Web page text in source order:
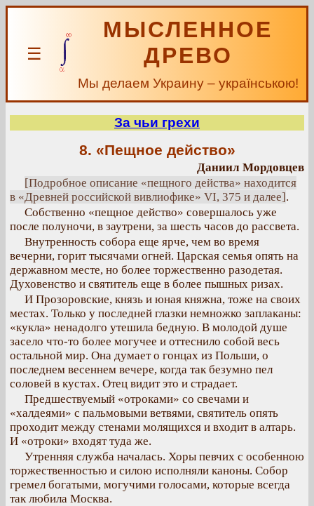
☰
МЫСЛЕННОЕ
ДРЕВО
Мы делаем Украину – українською!
За чьи грехи
8. «Пещное действо»
Даниил Мордовцев
[Подробное описание «пещного действа» находится
в «Древней российской вивлиофике» VI, 375 и далее].
Собственно «пещное действо» совершалось уже
после полуночи, в заутрени, за шесть часов до рассвета.
Внутренность собора еще ярче, чем во время
вечерни, горит тысячами огней. Царская семья опять на
державном месте, но более торжественно разодетая.
Духовенство и святитель еще в более пышных ризах.
И Прозоровские, князь и юная княжна, тоже на своих
местах. Только у последней глазки немножко заплаканы:
«кукла» ненадолго утешила бедную. В молодой душе
засело что-то более могучее и оттеснило собой весь
остальной мир. Она думает о гонцах из Польши, о
последнем весеннем вечере, когда так безумно пел
соловей в кустах. Отец видит это и страдает.
Предшествуемый «отроками» со свечами и
«халдеями» с пальмовыми ветвями, святитель опять
проходит между стенами молящихся и входит в алтарь.
И «отроки» входят туда же.
Утренняя служба началась. Хоры певчих с особенною
торжественностью и силою исполняли каноны. Собор
гремел богатыми, могучими голосами, которые всегда
так любила Москва.